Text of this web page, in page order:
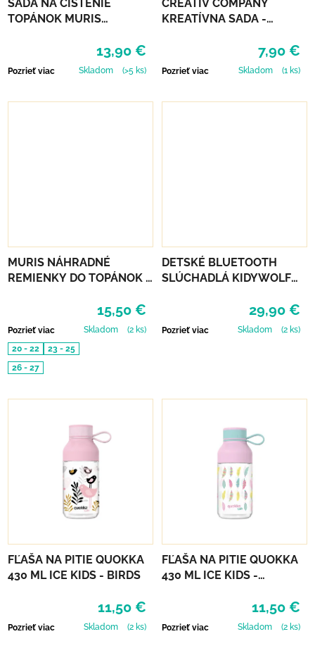
SADA NA ČISTENIE
TOPÁNOK MURIS
13,90 €
Pozrieť viac Skladom (>5 ks)
CREATIV COMPANY
KREATÍVNA SADA -
7,90 €
Pozrieť viac Skladom (1 ks)
MURIS NÁHRADNÉ
REMIENKY DO TOPÁNOK 3
15,50 €
Pozrieť viac Skladom
(2 ks)
20 - 22
23 - 25
26 - 27
DETSKÉ BLUETOOTH
SLÚCHADLÁ KIDYWOLF
29,90 €
Pozrieť viac Skladom (2 ks)
FĽAŠA NA PITIE QUOKKA
430 ML ICE KIDS - BIRDS
11,50 €
Pozrieť viac Skladom (2 ks)
FĽAŠA NA PITIE QUOKKA
430 ML ICE KIDS -
11,50 €
Pozrieť viac Skladom (2 ks)